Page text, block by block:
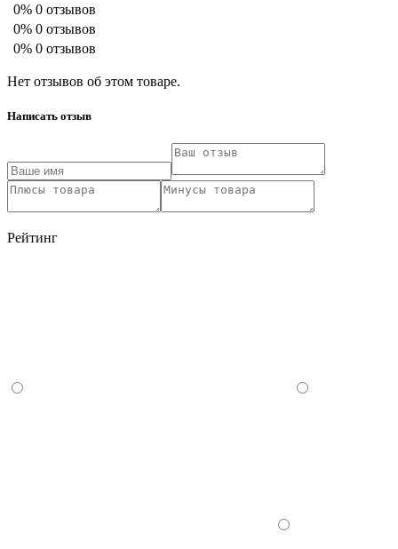
0% 0 отзывов
0% 0 отзывов
0% 0 отзывов
Нет отзывов об этом товаре.
Написать отзыв
Рейтинг